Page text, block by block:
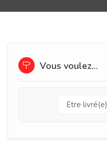
Vous voulez...
Etre livré(e)